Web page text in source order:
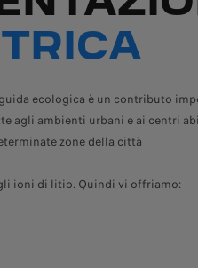
ecologica è un contributo
ambienti urbani e ai centri
zone della città
ioni di litio. Quindi vi offriamo:
vengono indicati a scopo